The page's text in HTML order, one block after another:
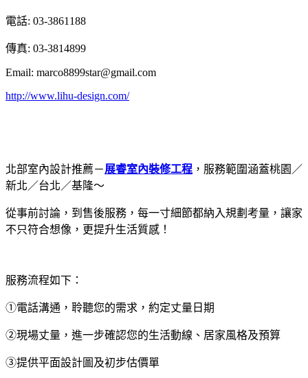
電話: 03-3861188
傳真: 03-3814899
Email: marco8899star@gmail.com
http://www.lihu-design.com/
北部室內設計推薦－展睿室內裝修工程 ，服務範圍涵蓋桃園／
新北／台北／基隆～
從事前討論，到售後服務，每一寸細節都納入規劃考量，讓家
不只符合想像，更提升生活質感！
服務流程如下：
①電話溝通，聆聽您的需求，約定丈量日期
②現場丈量，進一步確認您的生活動線、居家風格及預算
③提供平面設計圖及初步估價單